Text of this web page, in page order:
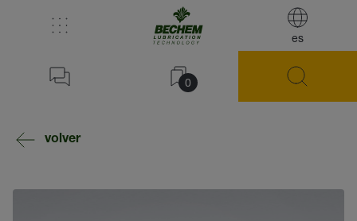
es
0
volver